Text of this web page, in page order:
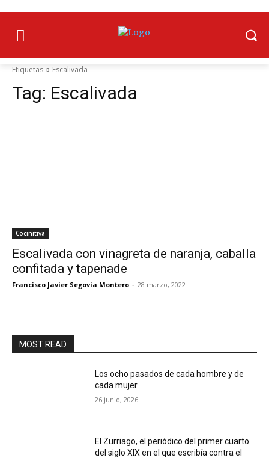
Etiquetas Escalivada
Tag: Escalivada
Cocinitiva
Escalivada con vinagreta de naranja, caballa
confitada y tapenade
Francisco Javier Segovia Montero - 28 marzo, 2022
MOST READ
Los ocho pasados de cada hombre y de
cada mujer
26 junio, 2026
El Zurriago, el periódico del primer cuarto
del siglo XIX en el que escribía contra el